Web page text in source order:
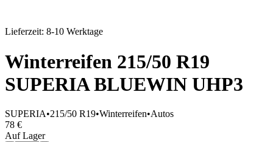
Lieferzeit: 8-10 Werktage
Winterreifen 215/50 R19
SUPERIA BLUEWIN UHP3
SUPERIA•215/50 R19•Winterreifen•Autos
78 €
Auf Lager